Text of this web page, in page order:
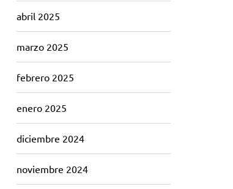
abril 2025
marzo 2025
febrero 2025
enero 2025
diciembre 2024
noviembre 2024